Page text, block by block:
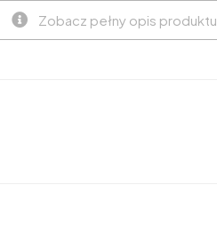
Zobacz pełny opis produktu